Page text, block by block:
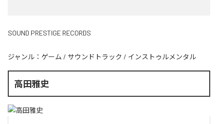
SOUND PRESTIGE RECORDS
ジャンル： ゲーム / サウンドトラック / インストゥルメンタル
高田雅史